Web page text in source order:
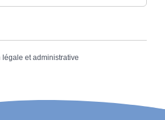
et administrative